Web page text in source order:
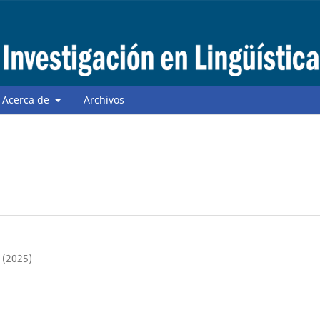
Acerca de Archivos